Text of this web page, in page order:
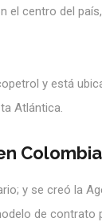
el centro del
y está
Atlántica.
y se creó la
de contrato